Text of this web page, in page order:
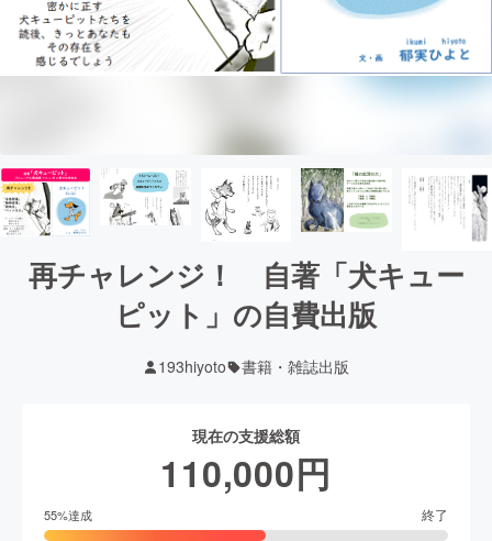
再チャレンジ！ 自著「犬キュー
ピット」の自費出版
193hiyoto 書籍・雑誌出版
現在の支援総額
110,000円
55%達成 終了